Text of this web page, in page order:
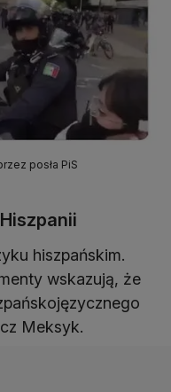
posła PiS
hiszpańskim.
wskazują, że
Meksyk.